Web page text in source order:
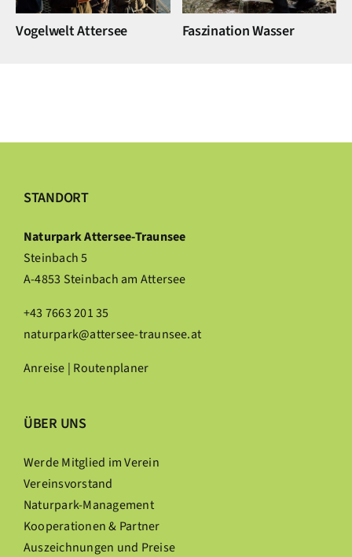
Vogelwelt Attersee Faszination Wasser
STANDORT
Naturpark Attersee-Traunsee
Steinbach 5
A-4853 Steinbach am Attersee
+43 7663 201 35
naturpark@attersee-traunsee.at
Anreise | Routenplaner
ÜBER UNS
Werde Mitglied im Verein
Vereinsvorstand
Naturpark-Management
Kooperationen & Partner
Auszeichnungen und Preise